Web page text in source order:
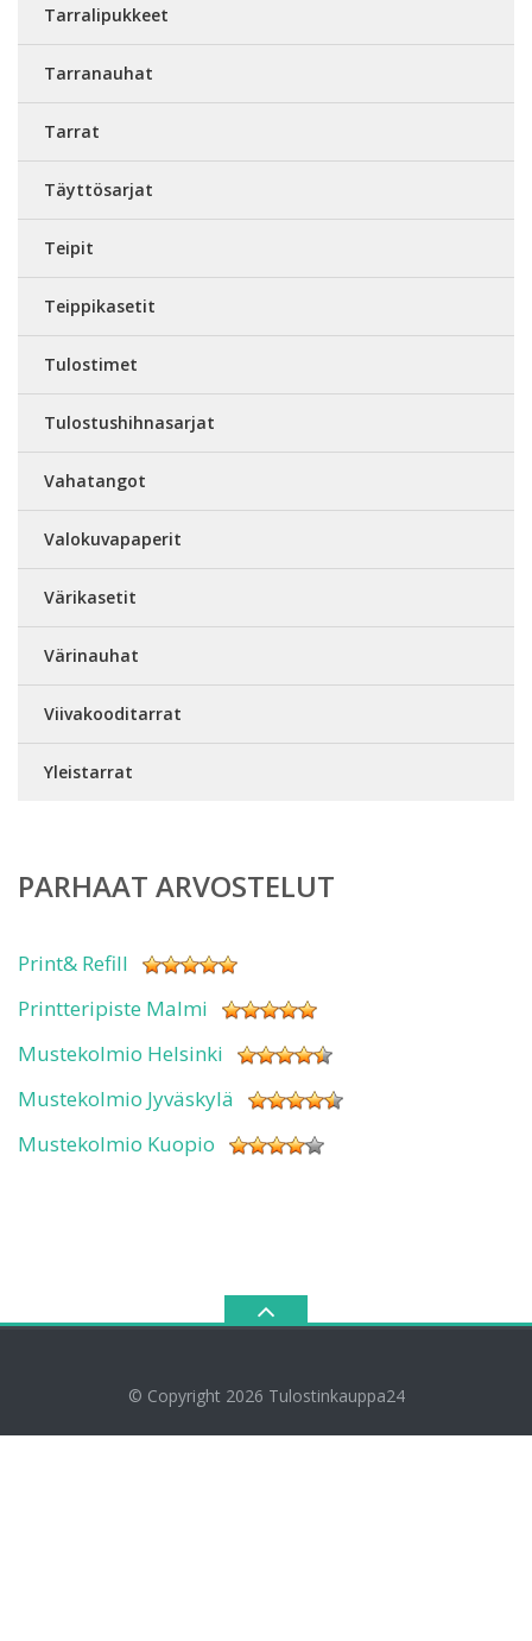
Tarralipukkeet
Tarranauhat
Tarrat
Täyttösarjat
Teipit
Teippikasetit
Tulostimet
Tulostushihnasarjat
Vahatangot
Valokuvapaperit
Värikasetit
Värinauhat
Viivakooditarrat
Yleistarrat
PARHAAT ARVOSTELUT
Print& Refill
Printteripiste Malmi
Mustekolmio Helsinki
Mustekolmio Jyväskylä
Mustekolmio Kuopio
© Copyright 2026 Tulostinkauppa24